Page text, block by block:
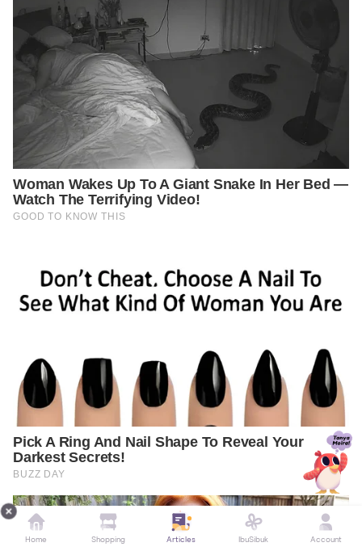
Home Shopping Articles IbuSibuk Account